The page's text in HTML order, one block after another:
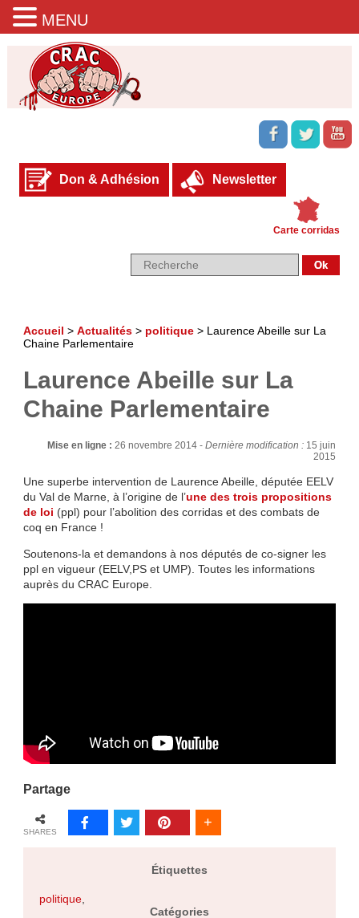
Don & Adhésion Newsletter
Carte corridas
Accueil > Actualités> politique> Laurence Abeille sur La
Chaine Parlementaire
Laurence Abeille sur La
Chaine Parlementaire
Mise en ligne :26 novembre 2014 -Dernière modification : 15 juin
2015
Une superbe intervention de Laurence Abeille, députée EELV
du Val de Marne, à l’origine de l’une des trois propositions
de loi (ppl) pour l’abolition des corridas et des combats de
coq en France !
Soutenons-la et demandons à nos députés de co-signer les
ppl en vigueur (EELV,PS et UMP). Toutes les informations
auprès du CRAC Europe.
Partage
SHARES
Étiquettes
politique,
Catégories
MENU